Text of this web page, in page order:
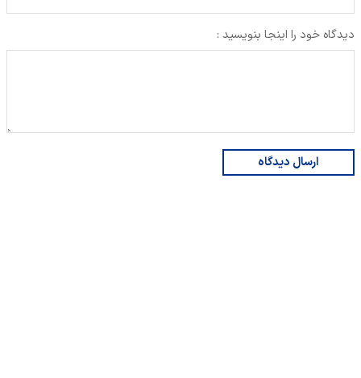
دیدگاه خود را اینجا بنویسید :
ارسال دیدگاه